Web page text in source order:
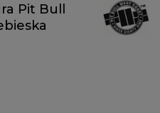
Pit Bull